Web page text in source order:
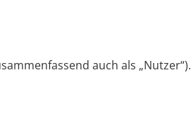
auch als „Nutzer“).